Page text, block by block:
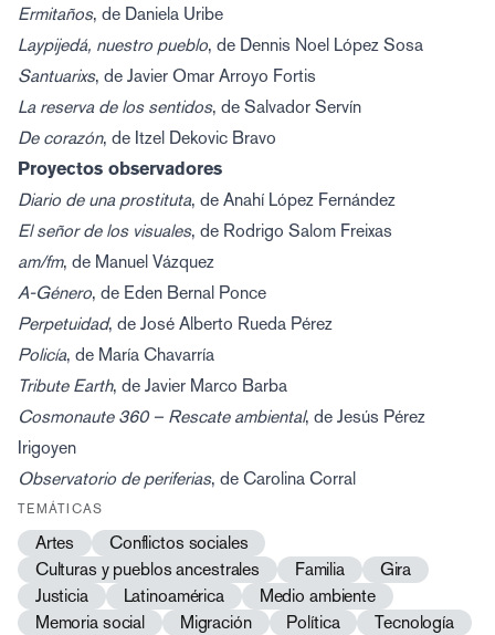
Ermitaños, de Daniela Uribe
Laypijedá, nuestro pueblo, de Dennis Noel López Sosa
Santuarixs, de Javier Omar Arroyo Fortis
La reserva de los sentidos, de Salvador Servín
De corazón, de Itzel Dekovic Bravo
Proyectos observadores
Diario de una prostituta, de Anahí López Fernández
El señor de los visuales, de Rodrigo Salom Freixas
am/fm, de Manuel Vázquez
A-Género, de Eden Bernal Ponce
Perpetuidad, de José Alberto Rueda Pérez
Policía, de María Chavarría
Tribute Earth, de Javier Marco Barba
Cosmonaute 360 – Rescate ambiental, de Jesús Pérez
Irigoyen
Observatorio de periferias, de Carolina Corral
TEMÁTICAS
Artes
Conflictos sociales
Culturas y pueblos ancestrales
Familia
Gira
Justicia
Latinoamérica
Medio ambiente
Memoria social
Migración Política
Tecnología